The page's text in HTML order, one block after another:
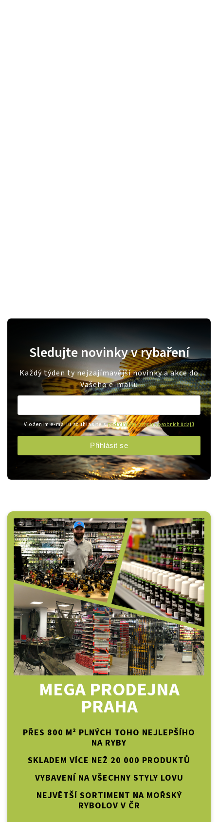
MEGA PRODEJNA
PRAHA
PŘES 800 M² PLNÝCH TOHO NEJLEPŠÍHO
NA RYBY
SKLADEM VÍCE NEŽ 20 000 PRODUKTŮ
VYBAVENÍ NA VŠECHNY STYLY LOVU
NEJVĚTŠÍ SORTIMENT NA MOŘSKÝ
RYBOLOV V ČR
Sledujte novinky v rybaření
Každý týden ty nejzajímavější novinky a akce do
Vašeho e-mailu
Vložením e-mailu souhlasíte spodmínkami ochrany osobních údajů
Přihlásit se